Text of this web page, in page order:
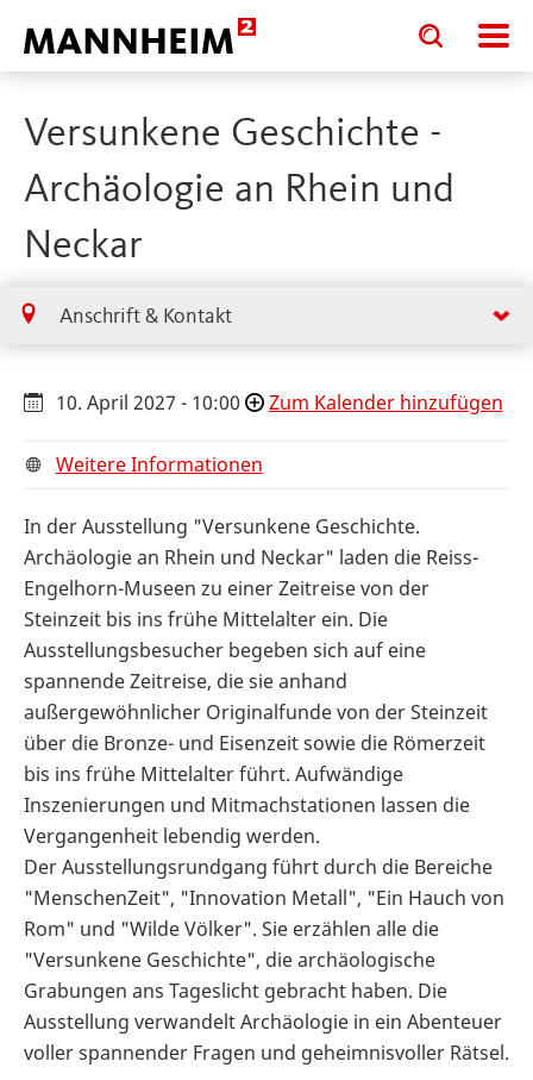
Toggle
search
input
Toggle
search
input
Versunkene Geschichte -
Archäologie an Rhein und
Neckar
Anschrift & Kontakt
10. April 2027 - 10:00 Zum Kalender hinzufügen
Weitere Informationen
In der Ausstellung "Versunkene Geschichte.
Archäologie an Rhein und Neckar" laden die Reiss-
Engelhorn-Museen zu einer Zeitreise von der
Steinzeit bis ins frühe Mittelalter ein. Die
Ausstellungsbesucher begeben sich auf eine
spannende Zeitreise, die sie anhand
außergewöhnlicher Originalfunde von der Steinzeit
über die Bronze- und Eisenzeit sowie die Römerzeit
bis ins frühe Mittelalter führt. Aufwändige
Inszenierungen und Mitmachstationen lassen die
Vergangenheit lebendig werden.
Der Ausstellungsrundgang führt durch die Bereiche
"MenschenZeit", "Innovation Metall", "Ein Hauch von
Rom" und "Wilde Völker". Sie erzählen alle die
"Versunkene Geschichte", die archäologische
Grabungen ans Tageslicht gebracht haben. Die
Ausstellung verwandelt Archäologie in ein Abenteuer
voller spannender Fragen und geheimnisvoller Rätsel.